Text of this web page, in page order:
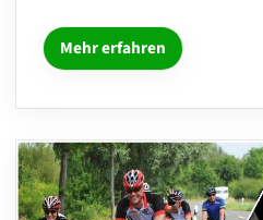
Mehr erfahren